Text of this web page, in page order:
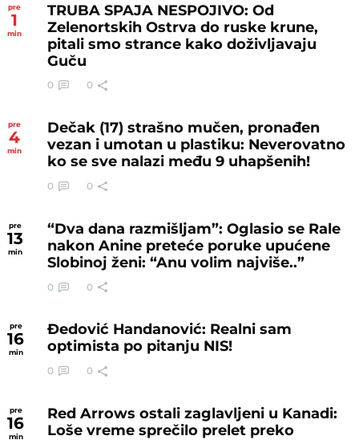
pre
1
min
TRUBA SPAJA NESPOJIVO: Od
Zelenortskih Ostrva do ruske krune,
pitali smo strance kako doživljavaju
Guču
0 0
pre
4
min
Dečak (17) strašno mučen, pronađen
vezan i umotan u plastiku: Neverovatno
ko se sve nalazi među 9 uhapšenih!
0 0
pre
13
min
“Dva dana razmišljam”: Oglasio se Rale
nakon Anine preteće poruke upućene
Slobinoj ženi: “Anu volim najviše..”
0 0
pre
16
min
Đedović Handanović: Realni sam
optimista po pitanju NIS!
0 0
pre
16
min
Red Arrows ostali zaglavljeni u Kanadi:
Loše vreme sprečilo prelet preko